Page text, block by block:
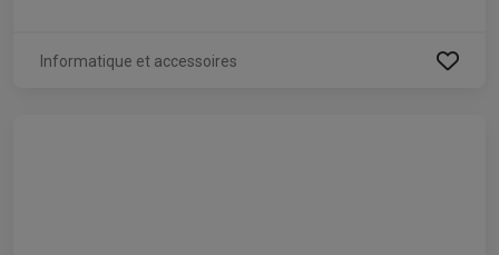
Informatique et accessoires